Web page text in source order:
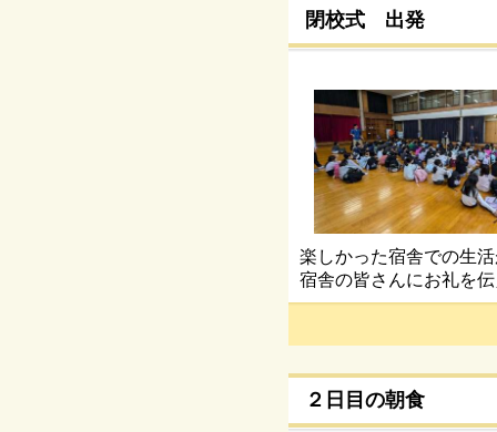
閉校式 出発
楽しかった宿舎での生
宿舎の皆さんにお礼を
２日目の朝食